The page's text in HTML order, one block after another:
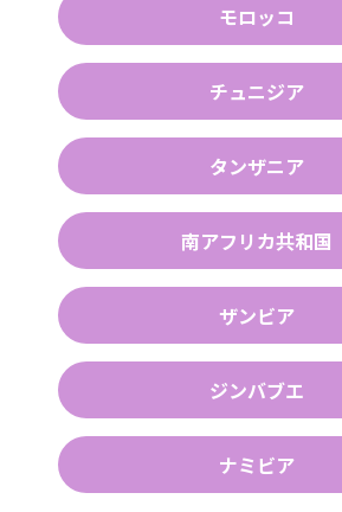
モロッコ
チュニジア
タンザニア
南アフリカ共和国
ザンビア
ジンバブエ
ナミビア